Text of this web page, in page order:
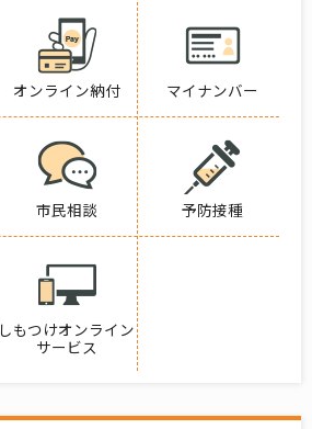
オンライン納付 マイナンバー
市民相談 予防接種
しもつけオンライン
サービス